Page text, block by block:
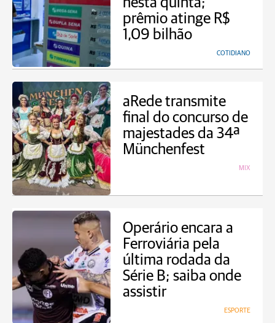
prêmio atinge R$
1,09 bilhão
COTIDIANO
aRede transmite
final do concurso de
majestades da 34ª
Münchenfest
MIX
Operário encara a
Ferroviária pela
última rodada da
Série B; saiba onde
assistir
ESPORTE